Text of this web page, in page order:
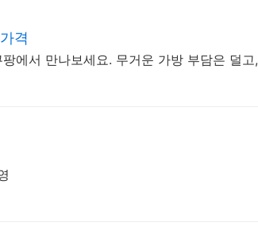
격
에서 만나보세요. 무거운 가방 부담은 덜고,